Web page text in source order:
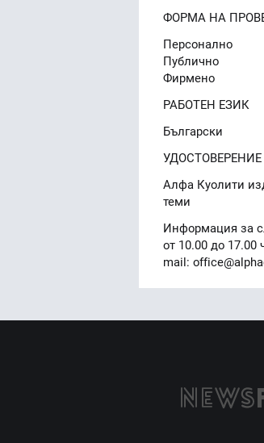
ФОРМА НА
Персонално
Публично
Фирмено
РАБОТЕН ЕЗИК
Български
УДОСТОВЕРЕНИЕ
Алфа Куолити
теми
Информация за
от 10.00 до 17.00
mail: